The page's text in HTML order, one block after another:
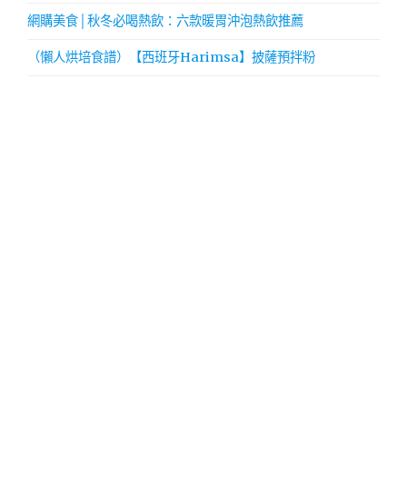
網購美食│秋冬必喝熱飲：六款暖胃沖泡熱飲推薦
（懶人烘培食譜）【西班牙Harimsa】披薩預拌粉